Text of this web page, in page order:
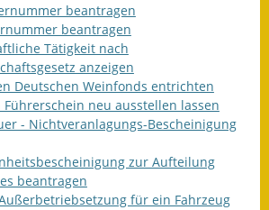
Was die Alten noch
wussten!
Wagner-Werkstatt
Informationsbroschüre
Lärmaktionsplan
Leichte Sprache
beantragen
beantragen
Tätigkeit nach
anzeigen
Deutschen Weinfonds entrichten
neu ausstellen lassen
- Nichtveranlagungs-Bescheinigung
zur Aufteilung
beantragen
für ein Fahrzeug